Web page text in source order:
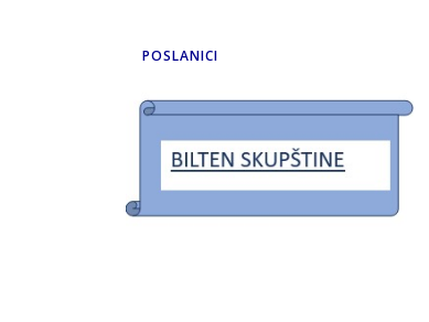
POSLANICI